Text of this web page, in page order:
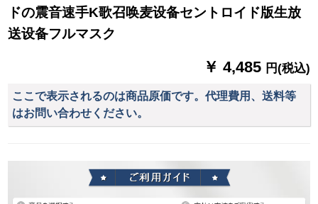
ドの震音速手K歌召唤麦设备セントロイド版生放
送设备フルマスク
￥ 4,485 円(税込)
ここで表示されるのは商品原価です。代理費用、送料等
はお問い合わせください。